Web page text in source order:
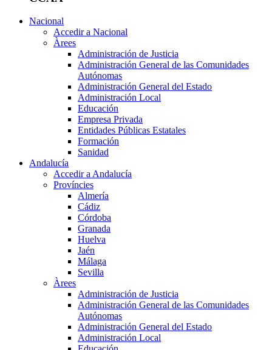
Nacional
Accedir a Nacional
Àrees
Administración de Justicia
Administración General de las Comunidades
Autónomas
Administración General del Estado
Administración Local
Educación
Empresa Privada
Entidades Públicas Estatales
Formación
Sanidad
Andalucía
Accedir a Andalucía
Províncies
Almería
Cádiz
Córdoba
Granada
Huelva
Jaén
Málaga
Sevilla
Àrees
Administración de Justicia
Administración General de las Comunidades
Autónomas
Administración General del Estado
Administración Local